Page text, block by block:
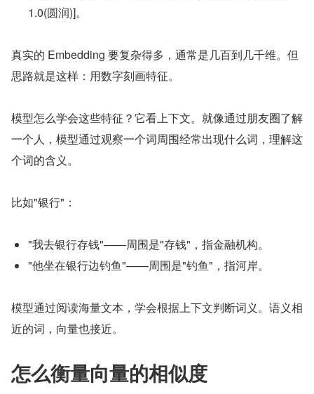
1.0(圆润)]。
真实的 Embedding 要复杂得多，通常是几百到几千维。但
思路就是这样：用数字刻画特征。
模型怎么学会这些特征？它看上下文。就像通过朋友圈了解
一个人，模型通过观察一个词周围经常出现什么词，理解这
个词的含义。
比如"银行"：
"我去银行存钱"——周围是"存钱"，指金融机构。
"他坐在银行边钓鱼"——周围是"钓鱼"，指河岸。
模型通过阅读海量文本，学会根据上下文判断词义。语义相
近的词，向量也接近。
怎么衡量向量的相似度